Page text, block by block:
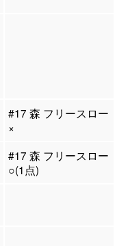
#17 森 フリースロー
×
#17 森 フリースロー
○(1点)